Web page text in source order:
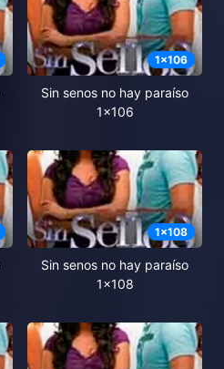
1x106
Sin senos no hay paraíso
1x106
1x108
Sin senos no hay paraíso
1x108